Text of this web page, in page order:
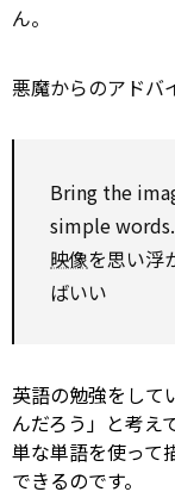
ん。
悪魔からのアドバ
Bring the
simple words.
映像を思い浮
ばいい
英語の勉強をして
んだろう」と考え
単な単語を使って
できるのです。